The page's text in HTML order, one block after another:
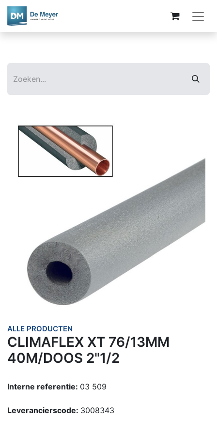
ALLE PRODUCTEN
CLIMAFLEX XT 76/13MM
40M/DOOS 2"1/2
Interne referentie: 03 509
Leverancierscode: 3008343